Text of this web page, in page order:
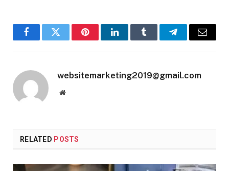
FacebookTwitter PinterestLinkedInTumblr TelegramEmail
websitemarketing2019@gmail.com
Website
RELATED POSTS